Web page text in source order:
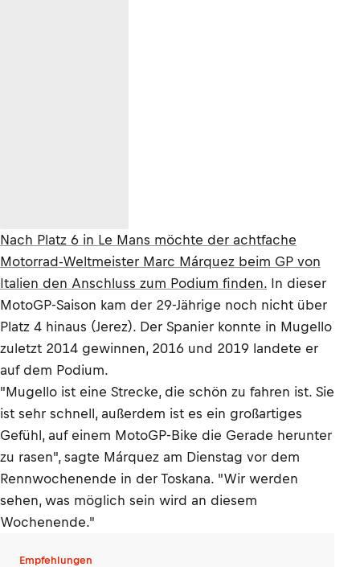
Nach Platz 6 in Le Mans möchte der achtfache
Motorrad-Weltmeister Marc Márquez beim GP von
Italien den Anschluss zum Podium finden. In dieser
MotoGP-Saison kam der 29-Jährige noch nicht über
Platz 4 hinaus (Jerez). Der Spanier konnte in Mugello
zuletzt 2014 gewinnen, 2016 und 2019 landete er
auf dem Podium.
"Mugello ist eine Strecke, die schön zu fahren ist. Sie
ist sehr schnell, außerdem ist es ein großartiges
Gefühl, auf einem MotoGP-Bike die Gerade herunter
zu rasen", sagte Márquez am Dienstag vor dem
Rennwochenende in der Toskana. "Wir werden
sehen, was möglich sein wird an diesem
Wochenende."
Empfehlungen